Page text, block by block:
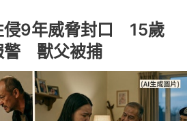
侵9年威脅封口 15歲
警 獸父被捕